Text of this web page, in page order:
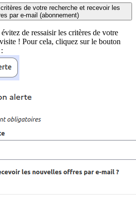
de votre recherche et recevoir les
par e-mail (abonnement)
de ressaisir les critères de votre
! Pour cela, cliquez sur le bouton